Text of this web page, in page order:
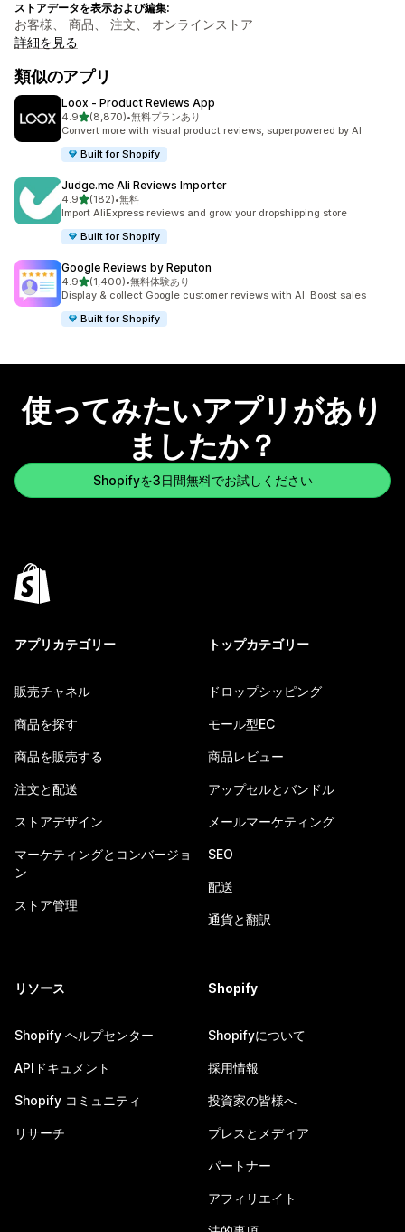
ストアデータを表示および編集:
お客様、 商品、 注文、 オンラインストア
詳細を見る
類似のアプリ
Loox ‑ Product Reviews App
4.95つ星中
(8,870)
合計レビュー数：8870件
•無料プランあり
Convert more with visual product reviews, superpowered by AI
Built for Shopify
Judge.me Ali Reviews Importer
4.95つ星中
(182)
合計レビュー数：182件
•無料
Import AliExpress reviews and grow your dropshipping store
Built for Shopify
Google Reviews by Reputon
4.95つ星中
(1,400)
合計レビュー数：1400件
•無料体験あり
Display & collect Google customer reviews with AI. Boost sales
Built for Shopify
使ってみたいアプリがあり
ましたか？
Shopifyを3日間無料でお試しください
アプリカテゴリー
販売チャネル
商品を探す
商品を販売する
注文と配送
ストアデザイン
マーケティングとコンバージョ
ン
ストア管理
トップカテゴリー
ドロップシッピング
モール型EC
商品レビュー
アップセルとバンドル
メールマーケティング
SEO
配送
通貨と翻訳
リソース
Shopify ヘルプセンター
APIドキュメント
Shopify コミュニティ
リサーチ
Shopify
Shopifyについて
採用情報
投資家の皆様へ
プレスとメディア
パートナー
アフィリエイト